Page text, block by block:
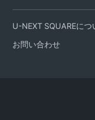
U-NEXT SQUAREにつ
お問い合わせ